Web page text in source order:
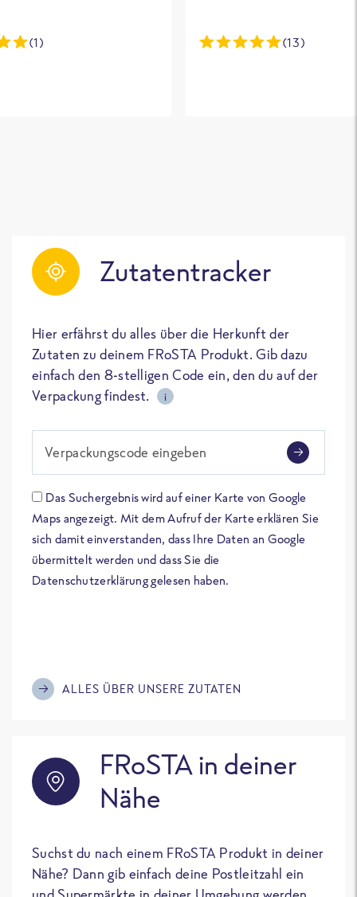
(1) (13)
Zutatentracker
Hier erfährst du alles über die Herkunft der
Zutaten zu deinem FRoSTA Produkt. Gib dazu
einfach den 8-stelligen Code ein, den du auf der
Verpackung findest.
i
Verpackungscode eingeben
Das Suchergebnis wird auf einer Karte von Google
Maps angezeigt. Mit dem Aufruf der Karte erklären Sie
sich damit einverstanden, dass Ihre Daten an Google
übermittelt werden und dass Sie die
Datenschutzerklärung gelesen haben.
ALLES ÜBER UNSERE ZUTATEN
FRoSTA in deiner
Nähe
Suchst du nach einem FRoSTA Produkt in deiner
Nähe? Dann gib einfach deine Postleitzahl ein